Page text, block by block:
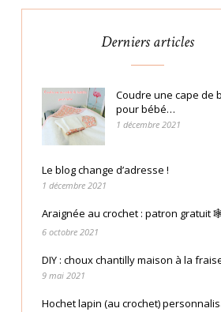
Derniers articles
Coudre une cape de
pour bébé…
1 décembre 2021
Le blog change d’adresse !
1 décembre 2021
Araignée au crochet : patron gratuit
6 octobre 2021
DIY : choux chantilly maison à la
9 mai 2021
Hochet lapin (au crochet)